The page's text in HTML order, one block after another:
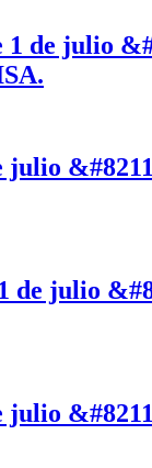
1 de julio
de julio
julio